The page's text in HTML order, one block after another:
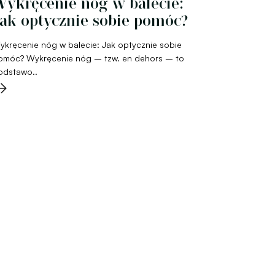
optycznie sobie pomóc?
nóg w balecie: Jak optycznie sobie
Wykręcenie nóg – tzw. en dehors – to